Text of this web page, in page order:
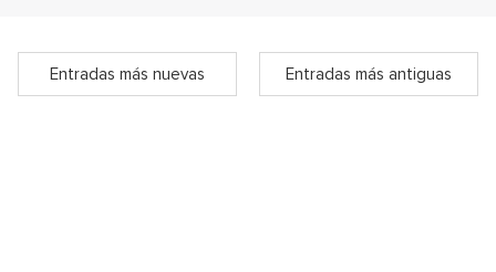
Entradas más nuevas Entradas más antiguas